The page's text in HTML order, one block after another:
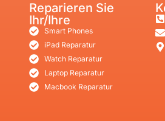
Reparieren Sie
Ihr/Ihre
Smart Phones
iPad Reparatur
Watch Reparatur
Laptop Reparatur
Macbook Reparatur